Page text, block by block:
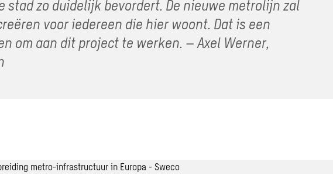
zo duidelijk bevordert. De nieuwe metrolijn zal
voor iedereen die hier woont. Dat is een
om aan dit project te werken. – Axel Werner,